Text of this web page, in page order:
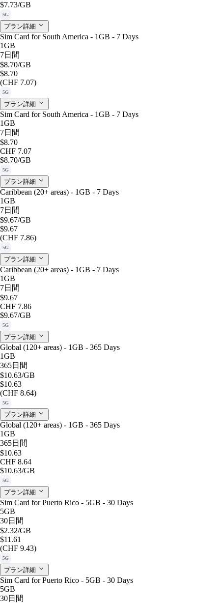
$7.73/GB
5G
プラン詳細
Sim Card for South America - 1GB - 7 Days
1GB
7日間
$8.70/GB
$8.70
(CHF 7.07)
5G
プラン詳細
Sim Card for South America - 1GB - 7 Days
1GB
7日間
$8.70
CHF 7.07
$8.70/GB
5G
プラン詳細
Caribbean (20+ areas) - 1GB - 7 Days
1GB
7日間
$9.67/GB
$9.67
(CHF 7.86)
5G
プラン詳細
Caribbean (20+ areas) - 1GB - 7 Days
1GB
7日間
$9.67
CHF 7.86
$9.67/GB
5G
プラン詳細
Global (120+ areas) - 1GB - 365 Days
1GB
365日間
$10.63/GB
$10.63
(CHF 8.64)
5G
プラン詳細
Global (120+ areas) - 1GB - 365 Days
1GB
365日間
$10.63
CHF 8.64
$10.63/GB
5G
プラン詳細
Sim Card for Puerto Rico - 5GB - 30 Days
5GB
30日間
$2.32/GB
$11.61
(CHF 9.43)
5G
プラン詳細
Sim Card for Puerto Rico - 5GB - 30 Days
5GB
30日間